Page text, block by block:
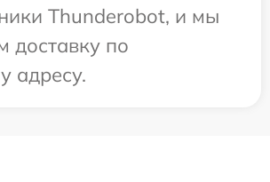
Thunderobot, и мы
доставку по
адресу.